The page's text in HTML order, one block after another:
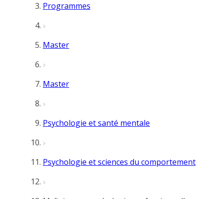
Programmes
Master
Master
Psychologie et santé mentale
Psychologie et sciences du comportement